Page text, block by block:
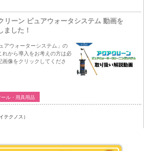
リーン ピュアウォータシステム 動画を
した！
アウォーターシステム」の
れから導入をお考えの方は必
画像をクリックしてくださ
ール・用具用品
テクノス）